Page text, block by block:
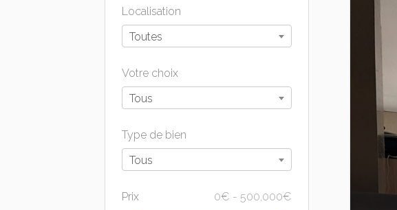
Localisation
Toutes
Votre choix
Tous
Type de bien
Tous
Prix 0€ - 500,000€